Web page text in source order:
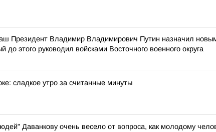
Президент Владимир Владимирович Путин назначил
до этого руководил войсками Восточного военного округа
сладкое утро за считанные минуты
Даванкову очень весело от вопроса, как молодому